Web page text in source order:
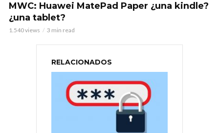
MWC: Huawei MatePad Paper ¿una kindle?
¿una tablet?
1.540 views 3 min read
RELACIONADOS